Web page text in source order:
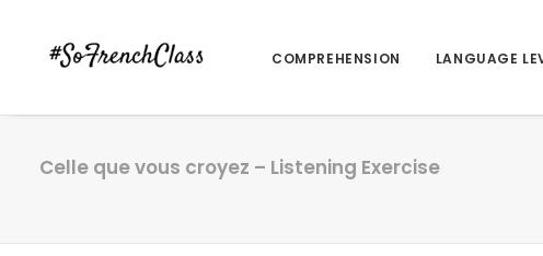
COMPREHENSION LANGUAGE
Celle que vous croyez – Listening Exercise